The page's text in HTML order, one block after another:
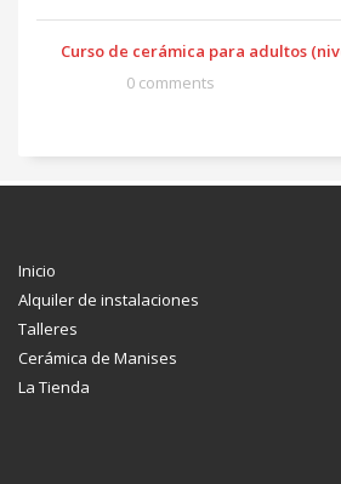
Curso de cerámica para adultos
0 comments
Inicio
Alquiler de instalaciones
Talleres
Cerámica de Manises
La Tienda